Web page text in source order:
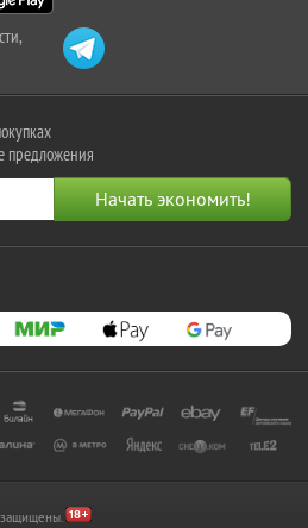
предложения